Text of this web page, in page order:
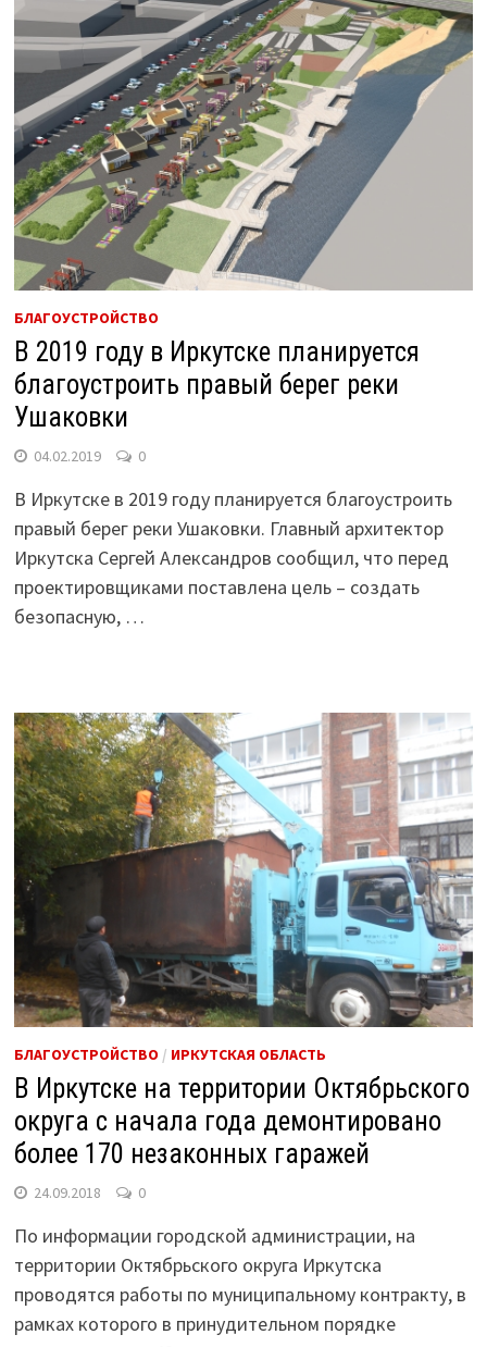
БЛАГОУСТРОЙСТВО
В 2019 году в Иркутске планируется
благоустроить правый берег реки
Ушаковки
04.02.2019 0
В Иркутске в 2019 году планируется благоустроить
правый берег реки Ушаковки. Главный архитектор
Иркутска Сергей Александров сообщил, что перед
проектировщиками поставлена цель – создать
безопасную, …
БЛАГОУСТРОЙСТВО / ИРКУТСКАЯ ОБЛАСТЬ
В Иркутске на территории Октябрьского
округа с начала года демонтировано
более 170 незаконных гаражей
24.09.2018 0
По информации городской администрации, на
территории Октябрьского округа Иркутска
проводятся работы по муниципальному контракту, в
рамках которого в принудительном порядке